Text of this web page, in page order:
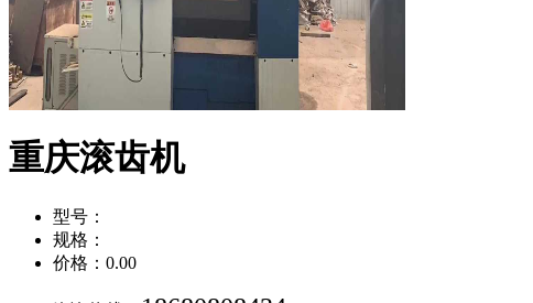
重庆滚齿机
型号：
规格：
价格：0.00